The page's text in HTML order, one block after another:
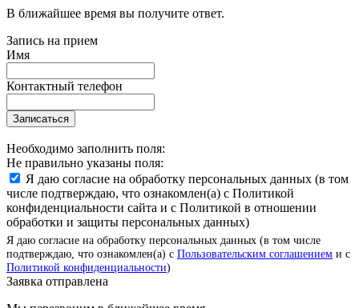
В ближайшее время вы получите ответ.
Запись на прием
Имя
Контактный телефон
Записаться
Необходимо заполнить поля:
Не правильно указаны поля:
Я даю согласие на обработку персональных данных (в том
числе подтверждаю, что ознакомлен(а) с Политикой
конфиденциальности сайта и с Политикой в отношении
обработки и защиты персональных данных)
Я даю согласие на обработку персональных данных (в том числе
подтверждаю, что ознакомлен(а) с Пользовательским соглашением и с
Политикой конфиденциальности)
Заявка отправлена